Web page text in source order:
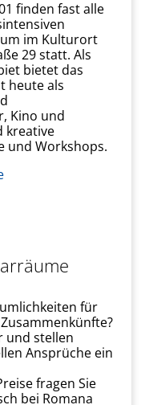
finden fast alle
im Kulturort
29 statt. Als
bietet das
heute als
Kino und
kreative
und Workshops.
für
und stellen
Ansprüche ein
fragen Sie
bei Romana